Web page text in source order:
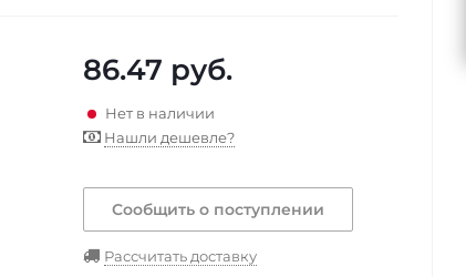
86.47 руб.
Нет в наличии
Нашли дешевле?
Сообщить о поступлении
Рассчитать доставку